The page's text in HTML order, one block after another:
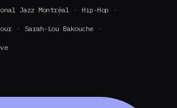
Jazz Montréal Hip-Hop
Sarah-Lou Bakouche